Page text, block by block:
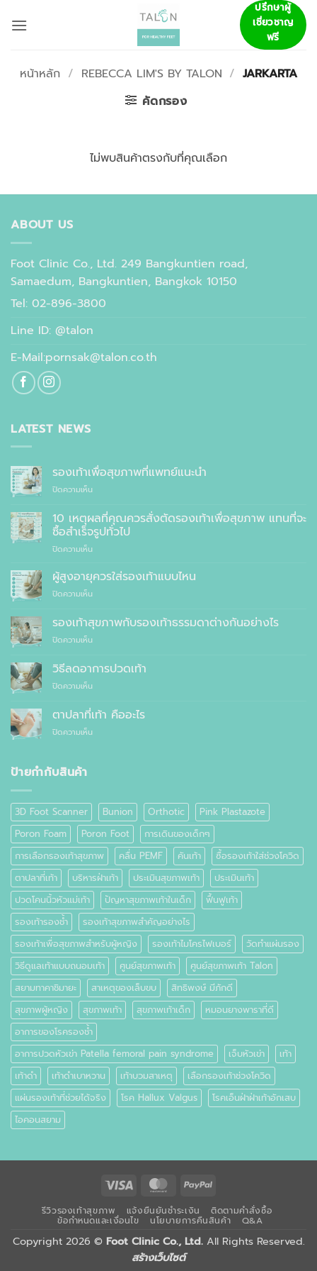
ปรึกษาผู้
เชี่ยวชาญ
ฟรี
หน้าหลัก / REBECCA LIM'S BY TALON / JARKARTA
คัดกรอง
ไม่พบสินค้าตรงกับที่คุณเลือก
ABOUT US
Foot Clinic Co., Ltd. 249 Bangkuntien road,
Samaedum, Bangkuntien, Bangkok 10150
Tel: 02-896-3800
Line ID: @talon
E-Mail:pornsak@talon.co.th
LATEST NEWS
รองเท้าเพื่อสุขภาพที่แพทย์แนะนำ
ปิดความเห็นบน
เพื่อ
สุขภาพ
ที่
แพทย์
10 เหตุผลที่คุณควรสั่งตัดรองเท้าเพื่อสุขภาพ แทนที่จะ
ซื้อสำเร็จรูปทั่วไป
ปิดความเห็นบน
เหตุผล
คุณ
สั่ง
ตัด
รองเท้า
สุขภาพ
สำเร็จรูป
ทั่วไป
ผู้สูงอายุควรใส่รองเท้าแบบไหน
ปิดความเห็นบน
สูง
อายุ
ควร
รองเท้า
ไหน
รองเท้าสุขภาพกับรองเท้าธรรมดาต่างกันอย่างไร
ปิดความเห็นบน
สุขภาพ
กับ
รองเท้า
ต่าง
อย่างไร
วิธีลดอาการปวดเท้า
ปิดความเห็นบน
ลด
อาการ
ปวด
ตาปลาที่เท้า คืออะไร
ปิดความเห็นบน
ป้ายกำกับสินค้า
3D Foot Scanner Bunion Orthotic
Pink Plastazote
Poron Foam
Poron Foot
การเดินของเด็กๆ
การเลือกรองเท้าสุขภาพ
คลื่น PEMF คันเท้า
ซื้อรองเท้าใส่ช่วงโควิด
ตาปลาที่เท้า
บริหารฝ่าเท้า ประเมินสุขภาพเท้า
ประเมินเท้า
ปวดโคนนิ้วหัวแม่เท้า
ปัญหาสุขภาพเท้าในเด็ก
ฟื้นฟูเท้า
รองเท้ารองช้ำ
รองเท้าสุขภาพสำคัญอย่างไร
รองเท้าเพื่อสุขภาพสำหรับผู้หญิง
รองเท้าไมโครไฟเบอร์
วัดทำแผ่นรอง
วิธีดูแลเท้าแบบถนอมเท้า
ศูนย์สุขภาพเท้า
ศูนย์สุขภาพเท้า Talon
สยามทาคาชิมายะ
สาเหตุของเล็บขบ
สิทธิพงษ์ มีภักดี
สุขภาพผู้หญิง
สุขภาพเท้า สุขภาพเท้าเด็ก
หมอนยางพาราที่ดี
อาการของโรครองช้ำ
อาการปวดหัวเข่า Patella femoral pain syndrome
เจ็บหัวเข่า
เท้า
เท้าดำ
เท้าดำเบาหวาน เท้าบวมสาเหตุ
เลือกรองเท้าช่วงโควิด
แผ่นรองเท้าที่ช่วยได้จริง
โรค Hallux Valgus
โรคเอ็นฝ่าฝ่าเท้าอักเสบ
ไอคอนสยาม
Visa MasterCardPayPal
รีวิวรองเท้าสุขภาพ แจ้งยืนยันชำระเงิน ติดตามคำสั่งซื้อ
ข้อกำหนดและเงื่อนไข นโยบายการคืนสินค้า Q&A
Copyright 2026 © Foot Clinic Co., Ltd. All Rights Reserved.
สร้างเว็บไซต์